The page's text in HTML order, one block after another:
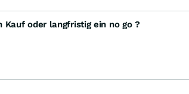
oder langfristig ein no go ?